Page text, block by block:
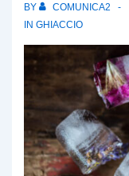
rendimiento
tu
máquina
de
sin
cambiarla
BY COMUNICA2
IN GHIACCIO